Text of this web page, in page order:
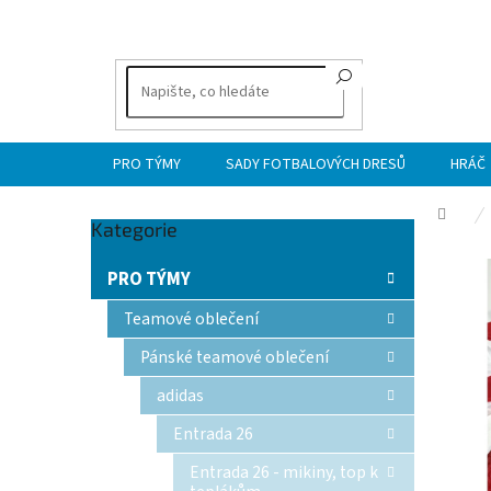
PRO TÝMY SADY FOTBALOVÝCH DRESŮ HRÁČ
Domů
P
Přeskočit
Kategorie
PRO TÝMY
Teamové oblečení
Pánské teamové oblečení
adidas
Entrada 26
Entrada 26 - mikiny, top k